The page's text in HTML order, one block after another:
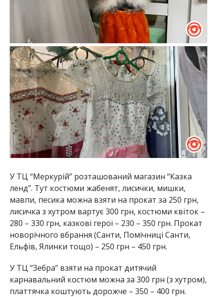
У ТЦ “Меркурій” розташований магазин “Казка
ленд”. Тут костюми жабенят, лисички, мишки,
мавпи, песика можна взяти на прокат за 250 грн,
лисичка з хутром вартує 300 грн, костюми квіток –
280 – 330 грн, казкові герої – 230 – 350 грн. Прокат
новорічного вбрання (Санти, Помічниці Санти,
Ельфів, Ялинки тощо) – 250 грн – 450 грн.
У ТЦ “Зебра” взяти на прокат дитячий
карнавальний костюм можна за 300 грн (з хутром),
платтячка коштують дорожче – 350 – 400 грн.